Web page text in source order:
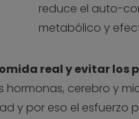
reduce el auto-
metabólico y
real y evitar los
cerebro y
y por eso el esfuerzo